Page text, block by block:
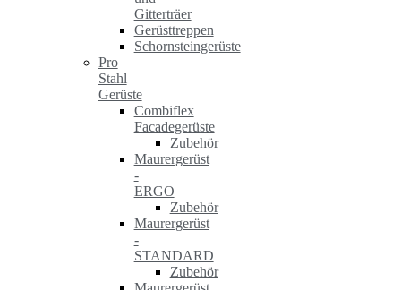
Gitterträer
Gerüsttreppen
Schornsteingerüste
Pro
Stahl
Gerüste
Combiflex
Facadegerüste
Zubehör
Maurergerüst
-
ERGO
Zubehör
Maurergerüst
-
STANDARD
Zubehör